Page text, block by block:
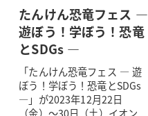
たんけん恐竜フェス ―
遊ぼう！学ぼう！恐竜
とSDGs ―
「たんけん恐竜フェス ― 遊
ぼう！学ぼう！恐竜とSDGs
―」が2023年12月22日